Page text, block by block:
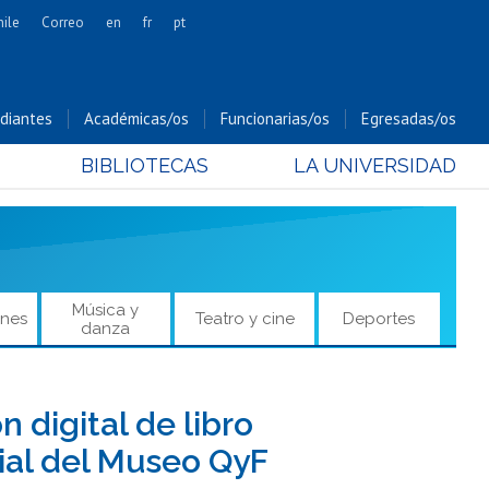
Cs. Forestales y Conservación
Cs. Sociales
Comunicación e Imagen
Odontología
Estudios Internacionales
Hospital Clínico
Correo en fr pt
Académicas/os Funcionarias/os Egresadas/os
BIBLIOTECAS LA UNIVERSIDAD
Música y
danza
Teatro y cine Deportes
digital de libro
del Museo QyF